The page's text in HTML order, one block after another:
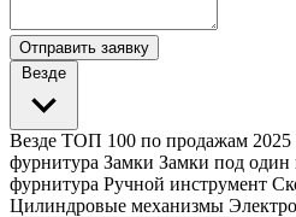
Отправить заявку
Везде
Везде ТОП 100 по продажам 2025
фурнитура Замки Замки под один
фурнитура Ручной инструмент
Цилиндровые механизмы